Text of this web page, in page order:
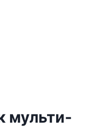
мульти-